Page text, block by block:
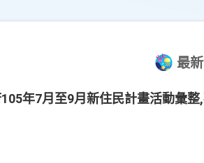
最
年7月至9月新住民計畫活動彙